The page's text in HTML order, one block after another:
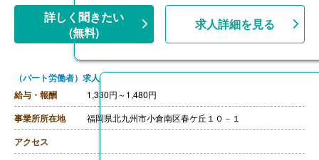
詳しく聞きたい
(無料)
求人詳細を見る
（パート労働者）求人
給与・報酬
1,330円～1,480円
事業所所在地 福岡県北九州市小倉南区春ケ丘１０－１
アクセス